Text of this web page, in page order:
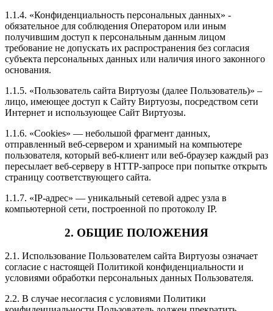
1.1.4. «Конфиденциальность персональных данных» -
обязательное для соблюдения Оператором или иным
получившим доступ к персональным данным лицом
требование не допускать их распространения без согласия
субъекта персональных данных или наличия иного законного
основания.
1.1.5. «Пользователь сайта Виртуозы (далее Пользователь)» –
лицо, имеющее доступ к Сайту Виртуозы, посредством сети
Интернет и использующее Сайт Виртуозы.
1.1.6. «Cookies» — небольшой фрагмент данных,
отправленный веб-сервером и хранимый на компьютере
пользователя, который веб-клиент или веб-браузер каждый раз
пересылает веб-серверу в HTTP-запросе при попытке открыть
страницу соответствующего сайта.
1.1.7. «IP-адрес» — уникальный сетевой адрес узла в
компьютерной сети, построенной по протоколу IP.
2. ОБЩИЕ ПОЛОЖЕНИЯ
2.1. Использование Пользователем сайта Виртуозы означает
согласие с настоящей Политикой конфиденциальности и
условиями обработки персональных данных Пользователя.
2.2. В случае несогласия с условиями Политики